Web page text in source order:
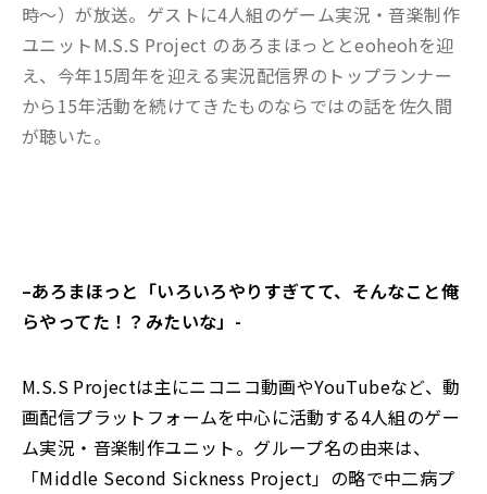
時～）が放送。ゲストに4人組のゲーム実況・音楽制作
ユニットM.S.S Project のあろまほっととeoheohを迎
え、今年15周年を迎える実況配信界のトップランナー
から15年活動を続けてきたものならではの話を佐久間
が聴いた。
–あろまほっと「いろいろやりすぎてて、そんなこと俺
らやってた！？みたいな」-
M.S.S Projectは主にニコニコ動画やYouTubeなど、動
画配信プラットフォームを中心に活動する4人組のゲー
ム実況・音楽制作ユニット。グループ名の由来は、
「Middle Second Sickness Project」の略で中二病プ